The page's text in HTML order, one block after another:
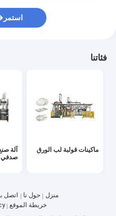
استمر
فئاتنا
ماكينات قولبة لب الورق
آلة
صدفي
منزل حول نا اتصل
خريطة الموقع